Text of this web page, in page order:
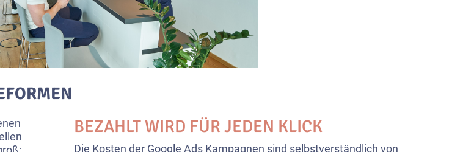
BEZAHLT WIRD FÜR JEDEN KLICK
Die Kosten der Google Ads Kampagnen sind selbstverständlich von